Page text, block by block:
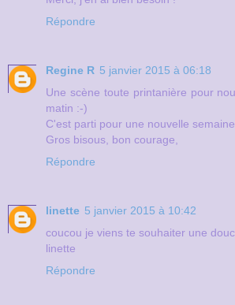
Répondre
Regine R 5 janvier 2015 à 06:18
Une scène toute printanière pour
matin :-)
C'est parti pour une nouvelle
Gros bisous, bon courage,
Répondre
linette 5 janvier 2015 à 10:42
coucou je viens te souhaiter une
linette
Répondre